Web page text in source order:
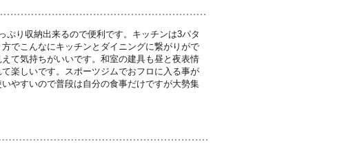
り収納出来るので便利です。キッチンは3パタ
でこんなにキッチンとダイニングに繋がりがで
て気持ちがいいです。和室の建具も昼と夜表情
楽しいです。スポーツジムでおフロに入る事が
やすいので普段は自分の食事だけですが大勢集